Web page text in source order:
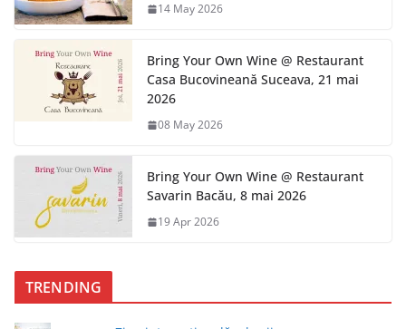
14 May 2026
Bring Your Own Wine @ Restaurant
Casa Bucovineană Suceava, 21 mai
2026
08 May 2026
Bring Your Own Wine @ Restaurant
Savarin Bacău, 8 mai 2026
19 Apr 2026
TRENDING